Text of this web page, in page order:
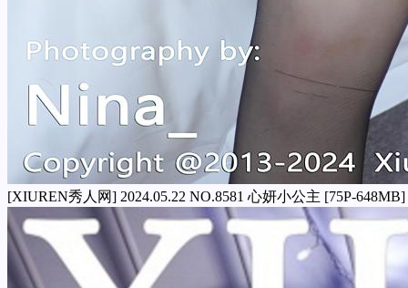
[XIUREN秀人网] 2024.05.22 NO.8581 心妍小公主 [75P-648MB]